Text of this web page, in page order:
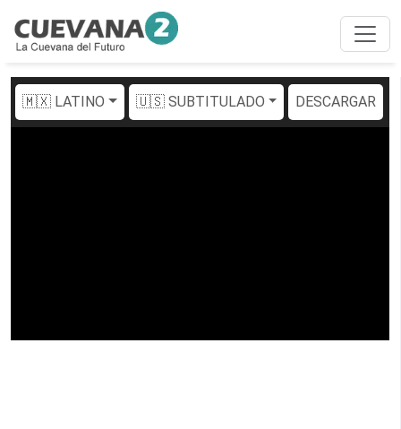
🇲🇽 LATINO 🇺🇸 SUBTITULADO DESCARGAR